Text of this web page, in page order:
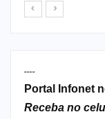
----
Portal Infonet
Receba no